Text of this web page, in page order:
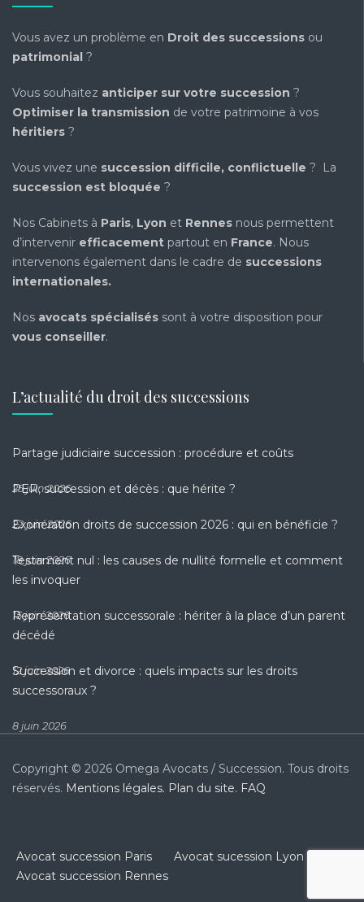
Vous avez un problème en Droit des successions ou
patrimonial ?
Vous souhaitez anticiper sur votre succession ?
Optimiser la transmission de votre patrimoine à vos
héritiers ?
Vous vivez une succession difficile, conflictuelle ? La
succession est bloquée ?
Nos Cabinets à Paris, Lyon et Rennes nous permettent
d’intervenir efficacement partout en France. Nous
intervenons également dans le cadre de successions
internationales.
Nos avocats spécialisés sont à votre disposition pour
vous conseiller.
L’actualité du droit des successions
Partage judiciaire succession : procédure et coûts
25 juin 2026
PER, succession et décès : que hérite ?
22 juin 2026
Exonération droits de succession 2026 : qui en bénéficie ?
18 juin 2026
Testament nul : les causes de nullité formelle et comment
les invoquer
15 juin 2026
Représentation successorale : hériter à la place d’un parent
décédé
12 juin 2026
Succession et divorce : quels impacts sur les droits
successoraux ?
8 juin 2026
Copyright © 2026 Omega Avocats / Succession. Tous droits
réservés. Mentions légales. Plan du site. FAQ
Avocat succession Paris
Avocat sucession Lyon
Avocat succession Rennes